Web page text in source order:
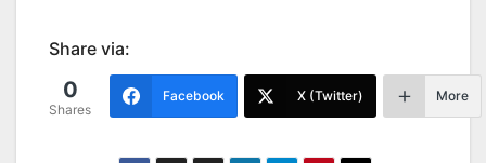
Share via:
0
Shares
Facebook X (Twitter) More